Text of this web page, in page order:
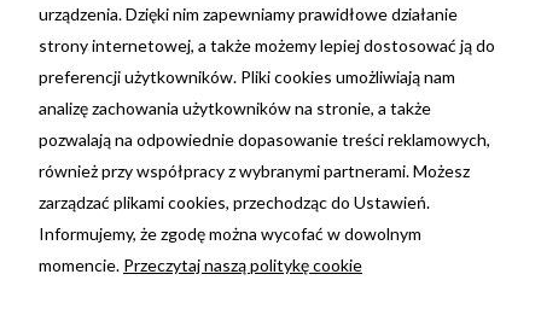
REGON: 381396675
nr konta: 29 1020 3150 0000 3202 0110 4199 -
PKO BP
Ta strona korzysta z plików cookie. Używając tej
strony wyrażasz zgodę na używanie plików
cookie, zgodnie z aktualnymi ustawieniami
Twojej przeglądarki. Możesz dowiedzieć się
więcej w jakim celu są używane oraz o zmianie
urządzenia. Dzięki nim zapewniamy prawidłowe działanie
strony internetowej, a także możemy lepiej dostosować ją do
preferencji użytkowników. Pliki cookies umożliwiają nam
analizę zachowania użytkowników na stronie, a także
pozwalają na odpowiednie dopasowanie treści reklamowych,
również przy współpracy z wybranymi partnerami. Możesz
zarządzać plikami cookies, przechodząc do Ustawień.
Informujemy, że zgodę można wycofać w dowolnym
momencie. Przeczytaj naszą politykę cookie